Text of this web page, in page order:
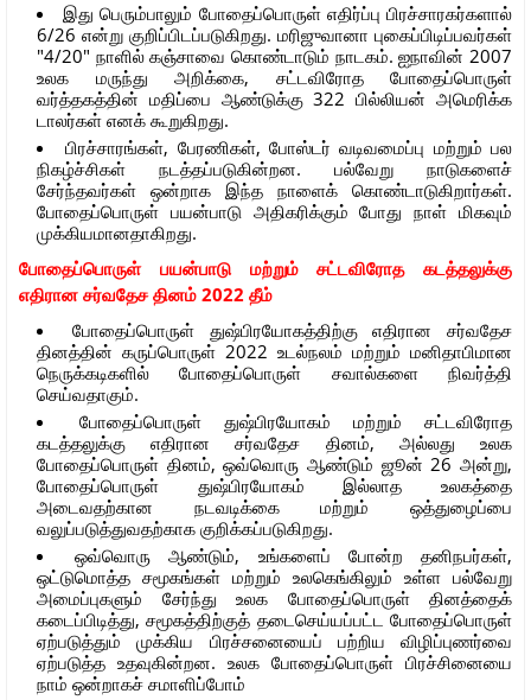
இது பெரும்பாலும் போதைப்பொருள் எதிர்ப்பு பிரச்சாரகர்களால்
6/26 என்று குறிப்பிடப்படுகிறது. மரிஜுவானா புகைப்பிடிப்பவர்கள்
"4/20" நாளில் கஞ்சாவை கொண்டாடும் நாடகம். ஐநாவின் 2007
உலக மருந்து அறிக்கை, சட்டவிரோத போதைப்பொருள்
வர்த்தகத்தின் மதிப்பை ஆண்டுக்கு 322 பில்லியன் அமெரிக்க
டாலர்கள் எனக் கூறுகிறது.
பிரச்சாரங்கள், பேரணிகள், போஸ்டர் வடிவமைப்பு மற்றும் பல
நிகழ்ச்சிகள் நடத்தப்படுகின்றன. பல்வேறு நாடுகளைச்
சேர்ந்தவர்கள் ஒன்றாக இந்த நாளைக் கொண்டாடுகிறார்கள்.
போதைப்பொருள் பயன்பாடு அதிகரிக்கும் போது நாள் மிகவும்
முக்கியமானதாகிறது.
போதைப்பொருள் பயன்பாடு மற்றும் சட்டவிரோத கடத்தலுக்கு
எதிரான சர்வதேச தினம் 2022 தீம்
போதைப்பொருள் துஷ்பிரயோகத்திற்கு எதிரான சர்வதேச
தினத்தின் கருப்பொருள் 2022 உடல்நலம் மற்றும் மனிதாபிமான
நெருக்கடிகளில் போதைப்பொருள் சவால்களை நிவர்த்தி
செய்வதாகும்.
போதைப்பொருள் துஷ்பிரயோகம் மற்றும் சட்டவிரோத
கடத்தலுக்கு எதிரான சர்வதேச தினம், அல்லது உலக
போதைப்பொருள் தினம், ஒவ்வொரு ஆண்டும் ஜூன் 26 அன்று,
போதைப்பொருள் துஷ்பிரயோகம் இல்லாத உலகத்தை
அடைவதற்கான நடவடிக்கை மற்றும் ஒத்துழைப்பை
வலுப்படுத்துவதற்காக குறிக்கப்படுகிறது.
ஒவ்வொரு ஆண்டும், உங்களைப் போன்ற தனிநபர்கள்,
ஒட்டுமொத்த சமூகங்கள் மற்றும் உலகெங்கிலும் உள்ள பல்வேறு
அமைப்புகளும் சேர்ந்து உலக போதைப்பொருள் தினத்தைக்
கடைப்பிடித்து, சமூகத்திற்குத் தடைசெய்யப்பட்ட போதைப்பொருள்
ஏற்படுத்தும் முக்கிய பிரச்சனையைப் பற்றிய விழிப்புணர்வை
ஏற்படுத்த உதவுகின்றன. உலக போதைப்பொருள் பிரச்சினையை
நாம் ஒன்றாகச் சமாளிப்போம்